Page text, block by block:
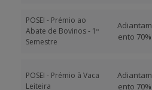
POSEI - Prémio ao
Abate de Bovinos - 1º
Semestre
Adiantam
ento 70%
POSEI - Prémio à Vaca
Leiteira
Adiantam
ento 70%